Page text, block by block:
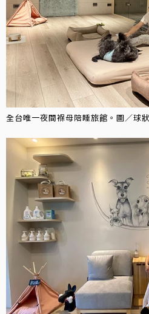
全台唯一夜間褓母陪睡旅館。圖／球